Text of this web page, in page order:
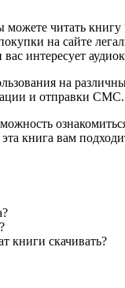
можете читать
на сайте
интересует
на
и отправки СМС.
книга вам
книги скачивать?